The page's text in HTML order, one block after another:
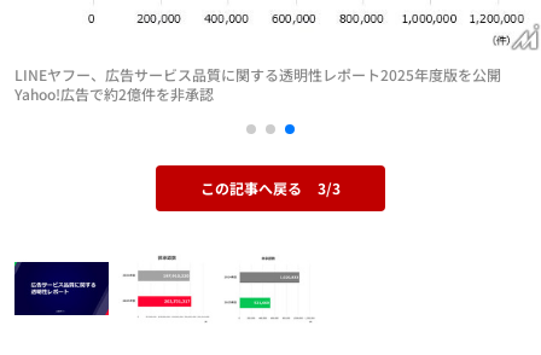
LINEヤフー、広告サービス品質に関する透明性レポート2025年度版を公開
Yahoo!広告で約2億件を非承認
この記事へ戻る 3/3